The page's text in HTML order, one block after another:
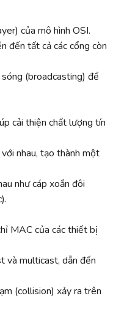
của mô hình OSI.
đến tất cả các cổng còn
(broadcasting) để
cải thiện chất lượng tín
nhau, tạo thành một
như cáp xoắn đôi
MAC của các thiết bị
và multicast, dẫn đến
(collision) xảy ra trên